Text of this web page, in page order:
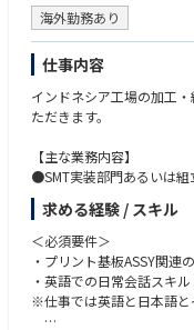
【仕事上でのやりがい、厳
世界情勢や景気動向等外部
様々な変化にも素早く反
ければならない難しさが
く、取引先と良好な関係
す。
--------------------
【魅力情報】
①脱炭素社会や持続可能な
欠かせません。金属事業
して資源循環を推進して
イクル原料から生産され
製品販売は社会的意義の
海外勤務あり
仕事内容
インドネシア⼯場の加⼯
ただきます。
【主な業務内容】
●SMT実装部門あるいは
●工場全体の生産性向上／
善活動への取り組み
●ローカルスタッフの採用
●⼯場⻑と共に⼯場全体
●取引先対応
【キャリアパス】
求める経験 / スキル
＜必
・プリント基板ASSY関連
・英語での日常会話スキル
※仕事では英語と日本語